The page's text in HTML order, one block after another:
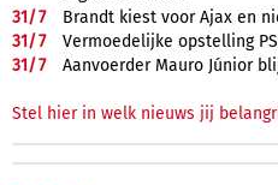
31/7
Brandt kiest voor Ajax en
31/7
Vermoedelijke opstelling
31/7 Aanvoerder Mauro Júnior
Stel hier in welk nieuws jij